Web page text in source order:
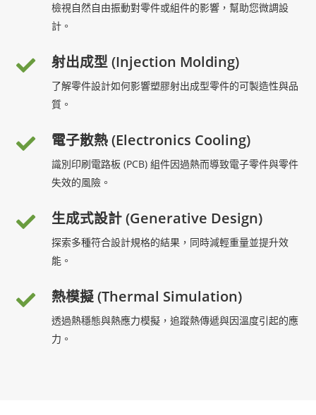
檢視自然自由振動對零件或組件的影響，幫助您微調設
計。
射出成型 (Injection Molding)
了解零件設計如何影響塑膠射出成型零件的可製造性與品
質。
電子散熱 (Electronics Cooling)
識別印刷電路板 (PCB) 組件因過熱而導致電子零件與零件
失效的風險。
生成式設計 (Generative Design)
探索多種符合設計規格的結果，同時減輕重量並提升效
能。
熱模擬 (Thermal Simulation)
透過熱穩態與熱應力模擬，追蹤熱傳遞與因溫度引起的應
力。